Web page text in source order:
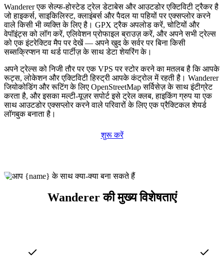
Wanderer एक सेल्फ-होस्टेड ट्रेल डेटाबेस और आउटडोर एक्टिविटी ट्रैकर है
जो हाइकर्स, साइकिलिस्ट, क्लाइंबर्स और पैदल या पहियों पर एक्सप्लोर करने
वाले किसी भी व्यक्ति के लिए है। GPX ट्रैक अपलोड करें, चोटियों और
वेपॉइंट्स को लॉग करें, एलिवेशन प्रोफाइल ब्राउज़ करें, और अपने सभी ट्रेल्स
को एक इंटरेक्टिव मैप पर देखें — अपने खुद के सर्वर पर बिना किसी
सब्सक्रिप्शन या थर्ड पार्टीज़ के साथ डेटा शेयरिंग के।
अपने ट्रेल्स को निजी तौर पर एक VPS पर स्टोर करने का मतलब है कि आपके
रूट्स, लोकेशन और एक्टिविटी हिस्ट्री आपके कंट्रोल में रहती है। Wanderer
जियोकोडिंग और रूटिंग के लिए OpenStreetMap सर्विसेज़ के साथ इंटीग्रेट
करता है, और इसका मल्टी-यूज़र सपोर्ट इसे ट्रेल क्लब, हाइकिंग ग्रुप या एक
साथ आउटडोर एक्सप्लोर करने वाले परिवारों के लिए एक प्रैक्टिकल शेयर्ड
लॉगबुक बनाता है।
शुरू करें
Wanderer की मुख्य विशेषताएं